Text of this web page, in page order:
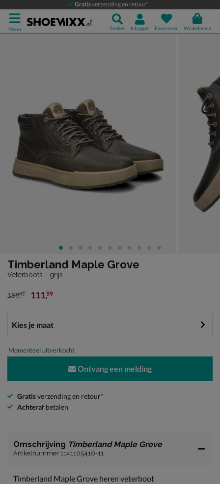
Gratisverzending en retour*
Menu Zoeken Inloggen Favorieten Winkelmand
Timberland Maple Grove
Veterboots
Timberland Maple Grove
Veterboots - grijs
van € 159,99 voor € 111,99
159,99 111,99
Momenteel uitverkocht
Ontvang een melding
Gratisverzending en retour*
Achteraf betalen
Omschrijving Timberland Maple Grove
Artikelnummer 1141105410-11
Timberland Maple Grove heren veterboot